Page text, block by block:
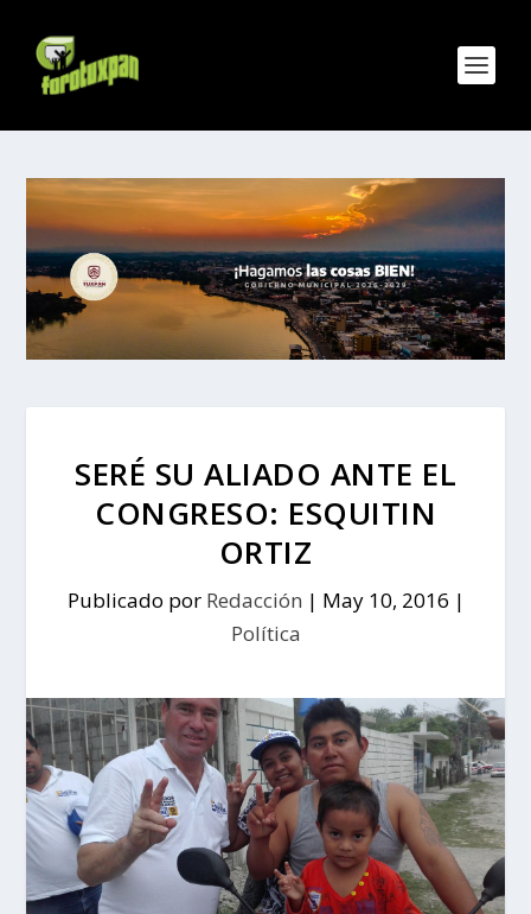
SERÉ SU ALIADO ANTE EL
CONGRESO: ESQUITIN
ORTIZ
Publicado por Redacción | May 10, 2016 |
Política